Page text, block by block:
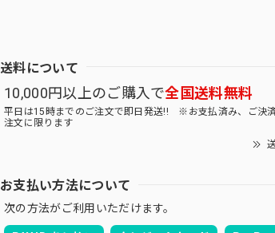
送料について
10,000円以上のご購入で全国送料無料
平日は15時までのご注文で即日発送!! ※お支払済み、ご決
注文に限ります
お支払い方法について
次の方法がご利用いただけます。